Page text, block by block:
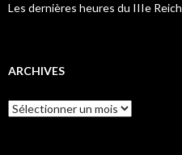
Les dernières heures du IIIe Reich
ARCHIVES
A
r